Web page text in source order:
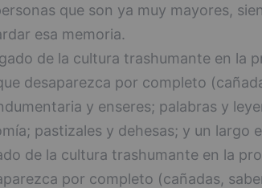
que son ya muy mayores,
esa memoria.
de la cultura trashumante en la
desaparezca por completo
y enseres; palabras y
pastizales y dehesas; y un largo
de la cultura trashumante en la
por completo (cañadas,